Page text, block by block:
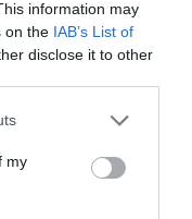
information may
on the IAB’s List of
disclose it to other
or more Google
You may click to
third-party tags to
in below Google
my
polgármester
hulladéküzem
hogy nincs szó
csúsztatás.